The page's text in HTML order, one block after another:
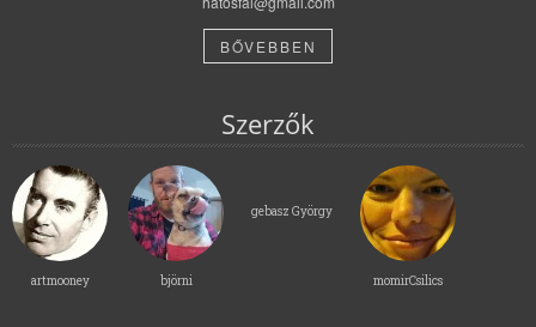
BŐVEBBEN
Szerzők
artmooney björni
gebasz György
momirCsilics